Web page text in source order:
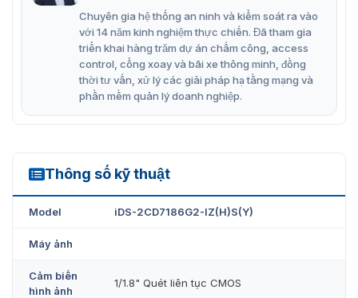
Chuyên gia hệ thống an ninh và kiểm soát ra vào
với 14 năm kinh nghiệm thực chiến. Đã tham gia
triển khai hàng trăm dự án chấm công, access
control, cổng xoay và bãi xe thông minh, đồng
thời tư vấn, xử lý các giải pháp hạ tầng mạng và
phần mềm quản lý doanh nghiệp.
Thông số kỹ thuật
iDS-2CD7186G2-IZ(H)S(Y)
Model iDS-2CD7186G2-IZ(H)S(Y)
Máy ảnh
Cảm biến
hình ảnh
1/1.8" Quét liên tục CMOS